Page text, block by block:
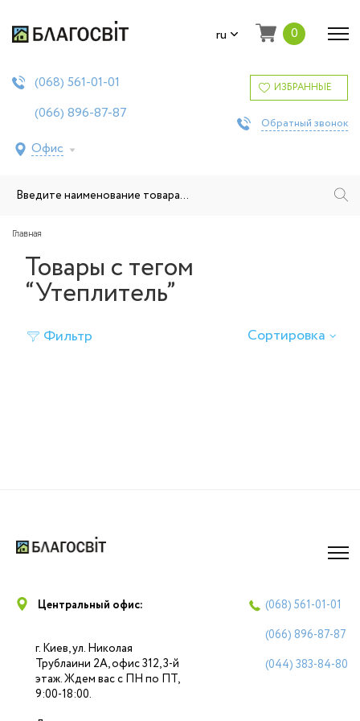
ru 0
(068) 561-01-01
(066) 896-87-87
Офис
ИЗБРАННЫЕ
Обратный звонок
Главная
Товары с тегом
“Утеплитель”
Фильтр Сортировка
Центральный офис:
г. Киев, ул. Николая
Трублаини 2А, офис 312, 3-й
этаж. Ждем вас с ПН по ПТ,
9:00-18:00.
(068) 561-01-01
(066) 896-87-87
(044) 383-84-80